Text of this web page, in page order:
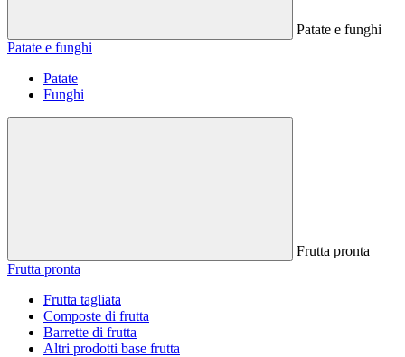
Patate e funghi
Patate e funghi
Patate
Funghi
Frutta pronta
Frutta pronta
Frutta tagliata
Composte di frutta
Barrette di frutta
Altri prodotti base frutta